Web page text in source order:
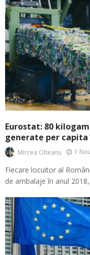
Eurostat: 80
generate per capita
Mircea Olteanu 1
Fiecare locuitor al
de ambalaje în anul